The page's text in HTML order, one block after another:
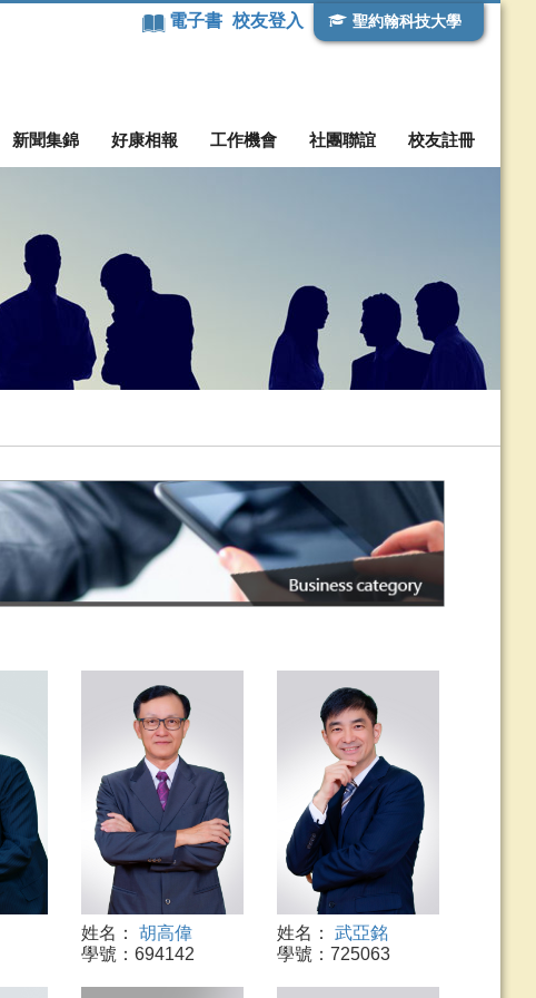
電子書 校友登入 聖約翰科技大學
新聞集錦 好康相報 工作機會 社團聯誼 校友註冊
姓名：
胡高偉
學號：694142
姓名：
武亞銘
學號：725063